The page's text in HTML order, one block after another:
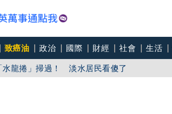
致癌油 政治 國際 財經 社會 生活
水龍捲」掃過！ 淡水居民看傻了
廂性侵逼吞精！嗆讓全台看影片